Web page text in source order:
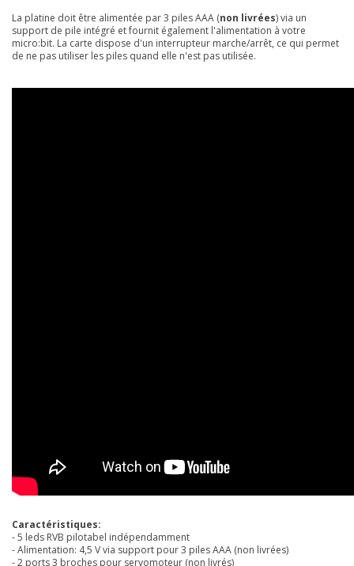
La platine doit être alimentée par 3 piles AAA (non livrées) via un
support de pile intégré et fournit également l'alimentation à votre
micro:bit. La carte dispose d'un interrupteur marche/arrêt, ce qui permet
de ne pas utiliser les piles quand elle n'est pas utilisée.
Caractéristiques:
- 5 leds RVB pilotabel indépendamment
- Alimentation: 4,5 V via support pour 3 piles AAA (non livrées)
- 2 ports 3 broches pour servomoteur (non livrés)